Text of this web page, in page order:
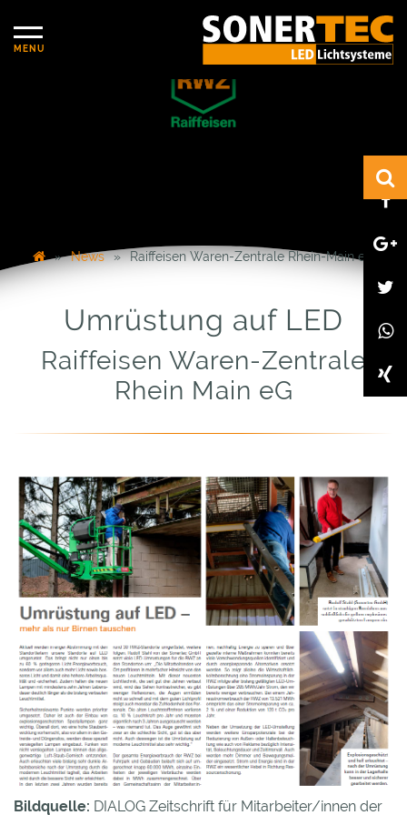
News Raiffeisen Waren-Zentrale Rhein-Main eG
Umrüstung auf LED
Raiffeisen Waren-Zentrale
Rhein Main eG
Bildquelle: DIALOG Zeitschrift für Mitarbeiter/innen der